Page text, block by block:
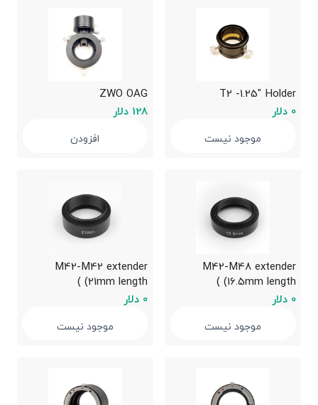
T2 -1.25″ Holder
0 دلار
موجود نیست
ZWO OAG
128 دلار
افزودن
M42-M48 extender
(16.5mm length )
0 دلار
موجود نیست
M42-M42 extender
(21mm length )
0 دلار
موجود نیست